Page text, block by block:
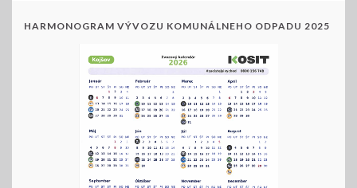
HARMONOGRAM VÝVOZU KOMUNÁLNEHO ODPADU 2025